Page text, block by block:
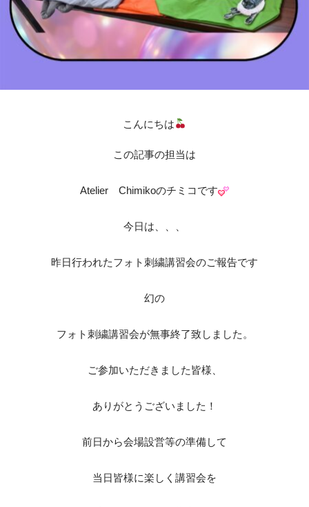
こんにちは
この記事の担当は
Atelier Chimikoのチミコです
今日は、、、
昨日行われたフォト刺繍講習会のご報告です
幻の
フォト刺繍講習会が無事終了致しました。
ご参加いただきました皆様、
ありがとうございました！
前日から会場設営等の準備して
当日皆様に楽しく講習会を